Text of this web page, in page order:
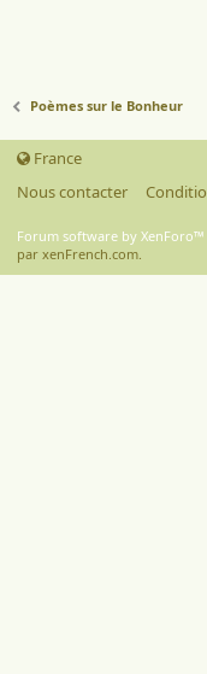
Poèmes sur le Bonheur
France
Nous contacter
Forum software by XenForo™
par xenFrench.com.